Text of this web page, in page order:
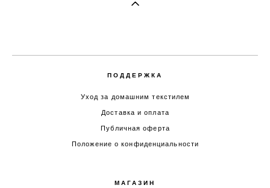
ПОДДЕРЖКА
Уход за домашним текстилем
Доставка и оплата
Публичная оферта
Положение о конфиденциальности
МАГАЗИН